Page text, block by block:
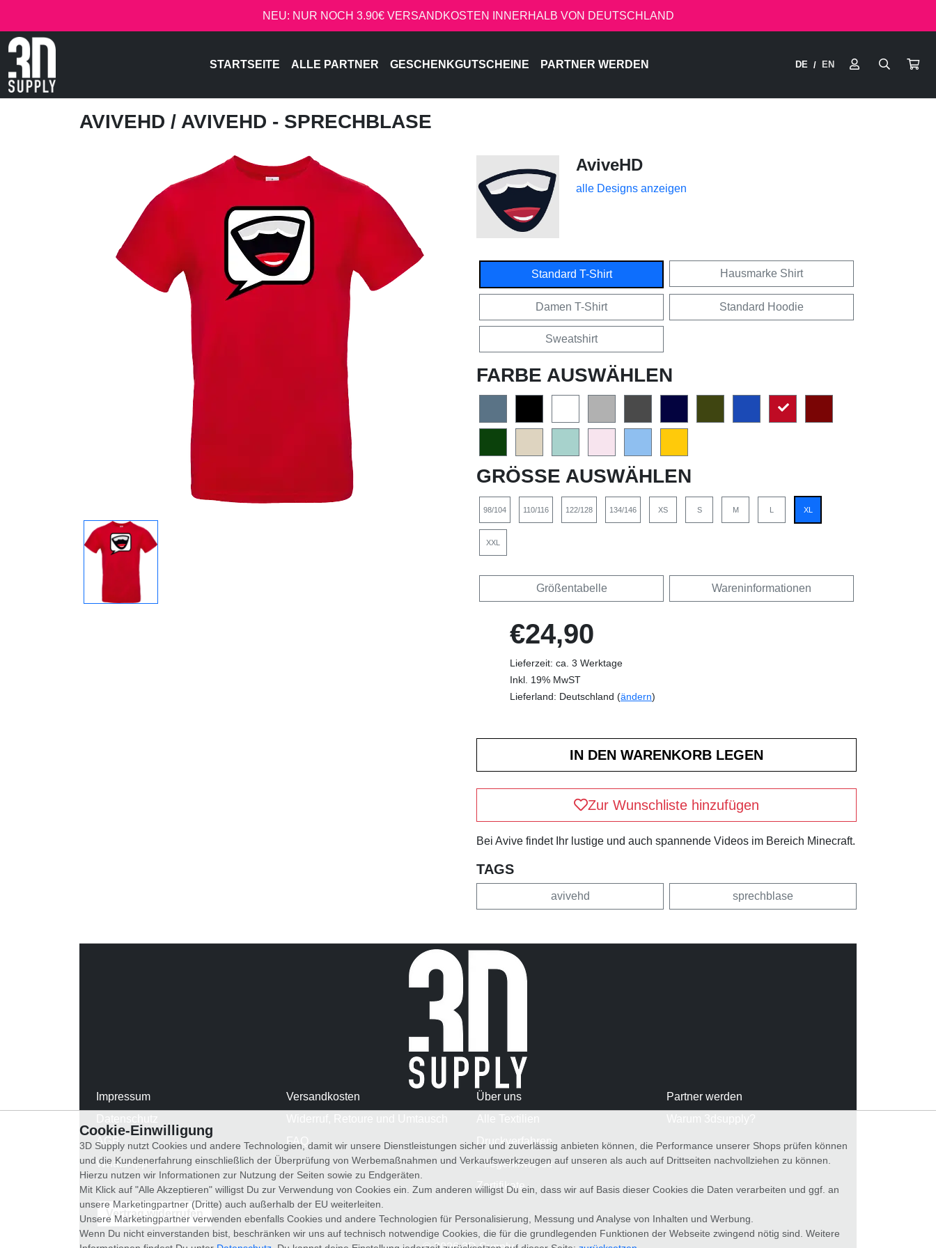
NEU: NUR NOCH 3.90€ VERSANDKOSTEN INNERHALB VON DEUTSCHLAND
STARTSEITE ALLE PARTNER GESCHENKGUTSCHEINE PARTNER WERDEN DE / EN
AVIVEHD / AVIVEHD - SPRECHBLASE
AviveHD
alle Designs anzeigen
Standard T-Shirt Hausmarke Shirt
Damen T-Shirt Standard Hoodie
Sweatshirt
FARBE AUSWÄHLEN
GRÖSSE AUSWÄHLEN
98/104 110/116 122/128 134/146 XS S M L XL
XXL
Größentabelle Wareninformationen
€24,90
Lieferzeit: ca. 3 Werktage
Inkl. 19% MwST
Lieferland: Deutschland (ändern)
Zur Wunschliste hinzufügen
Bei Avive findet Ihr lustige und auch spannende Videos im Bereich Minecraft.
TAGS
avivehd sprechblase
Impressum
AGB
WhatsApp
Versandkosten
FAQ
Über uns
Druckverfahren
Pflegehinweise
Zertifikate
Partner werden
Vertrag widerrufen
Cookie-Einwilligung
3D Supply nutzt Cookies und andere Technologien, damit wir unsere Dienstleistungen sicher und zuverlässig anbieten können, die Performance unserer Shops prüfen können
und die Kundenerfahrung einschließlich der Überprüfung von Werbemaßnahmen und Verkaufswerkzeugen auf unseren als auch auf Drittseiten nachvollziehen zu können.
Hierzu nutzen wir Informationen zur Nutzung der Seiten sowie zu Endgeräten.
Mit Klick auf "Alle Akzeptieren" willigst Du zur Verwendung von Cookies ein. Zum anderen willigst Du ein, dass wir auf Basis dieser Cookies die Daten verarbeiten und ggf. an
unsere Marketingpartner (Dritte) auch außerhalb der EU weiterleiten.
Unsere Marketingpartner verwenden ebenfalls Cookies und andere Technologien für Personalisierung, Messung und Analyse von Inhalten und Werbung.
Wenn Du nicht einverstanden bist, beschränken wir uns auf technisch notwendige Cookies, die für die grundlegenden Funktionen der Webseite zwingend nötig sind. Weitere